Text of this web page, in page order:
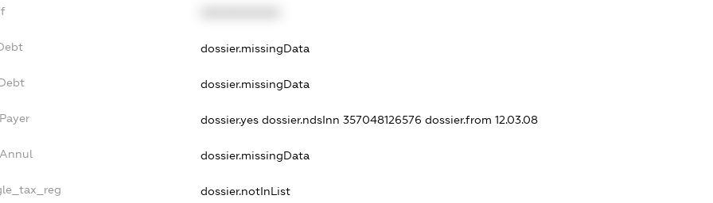
dossier.missingData
dossier.missingData
dossier.yes dossier.ndsInn 357048126576 dossier.from 12.03.08
dossier.missingData
dossier.notInList